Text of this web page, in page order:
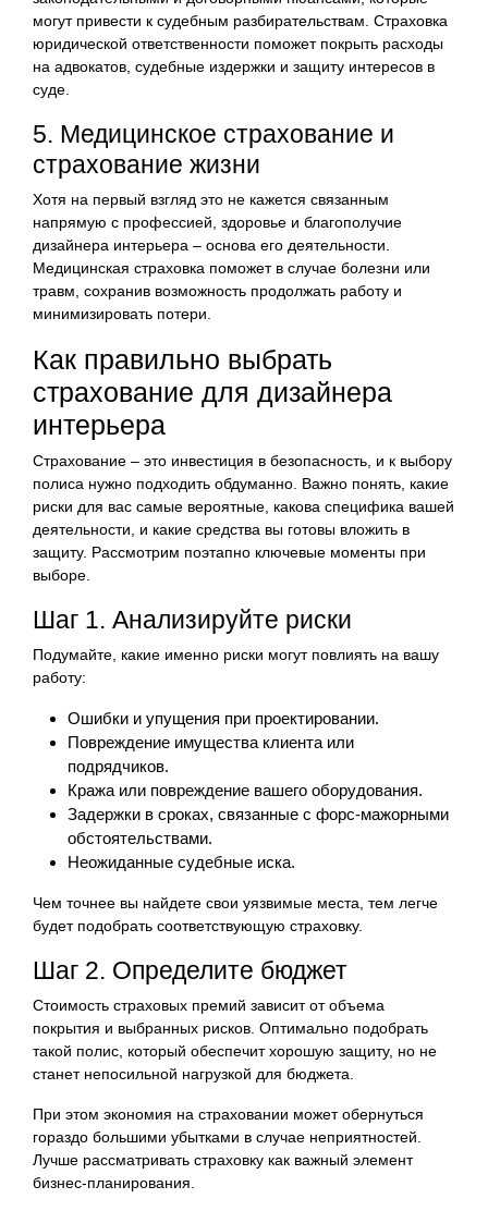
могут привести к судебным разбирательствам. Страховка
юридической ответственности поможет покрыть расходы
на адвокатов, судебные издержки и защиту интересов в
суде.
5. Медицинское страхование и
страхование жизни
Хотя на первый взгляд это не кажется связанным
напрямую с профессией, здоровье и благополучие
дизайнера интерьера – основа его деятельности.
Медицинская страховка поможет в случае болезни или
травм, сохранив возможность продолжать работу и
минимизировать потери.
Как правильно выбрать
страхование для дизайнера
интерьера
Страхование – это инвестиция в безопасность, и к выбору
полиса нужно подходить обдуманно. Важно понять, какие
риски для вас самые вероятные, какова специфика вашей
деятельности, и какие средства вы готовы вложить в
защиту. Рассмотрим поэтапно ключевые моменты при
выборе.
Шаг 1. Анализируйте риски
Подумайте, какие именно риски могут повлиять на вашу
работу:
Ошибки и упущения при проектировании.
Повреждение имущества клиента или
подрядчиков.
Кража или повреждение вашего оборудования.
Задержки в сроках, связанные с форс-мажорными
обстоятельствами.
Неожиданные судебные иска.
Чем точнее вы найдете свои уязвимые места, тем легче
будет подобрать соответствующую страховку.
Шаг 2. Определите бюджет
Стоимость страховых премий зависит от объема
покрытия и выбранных рисков. Оптимально подобрать
такой полис, который обеспечит хорошую защиту, но не
станет непосильной нагрузкой для бюджета.
При этом экономия на страховании может обернуться
гораздо большими убытками в случае неприятностей.
Лучше рассматривать страховку как важный элемент
бизнес-планирования.